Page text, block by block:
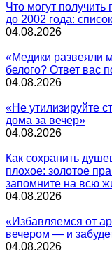
Что могут
до 2002 года:
04.08.2026
«Медики развеяли
белого? Ответ вас
04.08.2026
«Не утилизируйте
дома за вечер»
04.08.2026
Как сохранить
плохое: золотое
запомните на всю
04.08.2026
«Избавляемся от
вечером — и
04.08.2026